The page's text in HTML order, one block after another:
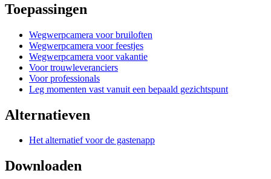
Toepassingen
Wegwerpcamera voor bruiloften
Wegwerpcamera voor feestjes
Wegwerpcamera voor vakantie
Voor trouwleveranciers
Voor professionals
Leg momenten vast vanuit een bepaald gezichtspunt
Alternatieven
Het alternatief voor de gastenapp
Downloaden